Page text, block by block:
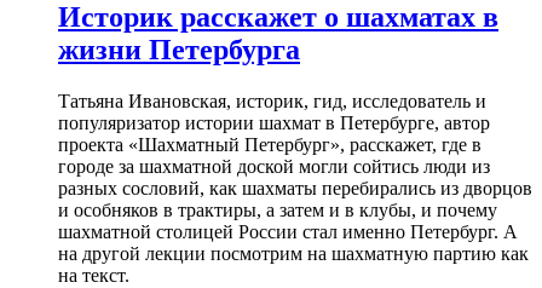
Историк расскажет о шахматах в
жизни Петербурга
Татьяна Ивановская, историк, гид, исследователь и
популяризатор истории шахмат в Петербурге, автор
проекта «Шахматный Петербург», расскажет, где в
городе за шахматной доской могли сойтись люди из
разных сословий, как шахматы перебирались из дворцов
и особняков в трактиры, а затем и в клубы, и почему
шахматной столицей России стал именно Петербург. А
на другой лекции посмотрим на шахматную партию как
на текст.